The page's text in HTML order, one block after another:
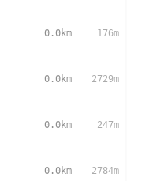
0.0km 176m
0.0km 2729m
0.0km 247m
0.0km 2784m